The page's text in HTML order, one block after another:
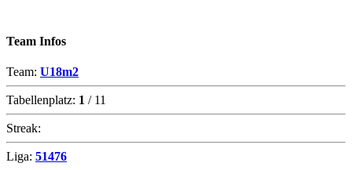
Team Infos
Team: U18m2
Tabellenplatz: 1 / 11
Streak:
Liga: 51476